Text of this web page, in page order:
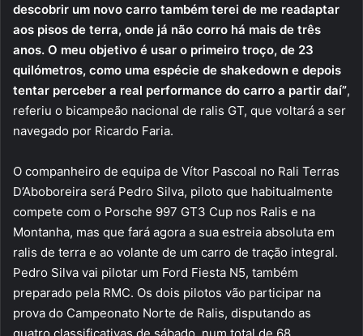
descobrir um novo carro também terei de me readaptar
aos pisos de terra, onde já não corro há mais de três
anos. O meu objetivo é usar o primeiro troço, de 23
quilómetros, como uma espécie de shakedown e depois
tentar perceber a real performance do carro a partir daí”,
referiu o bicampeão nacional de ralis GT, que voltará a ser
navegado por Ricardo Faria.
O companheiro de equipa de Vítor Pascoal no Rali Terras
D’Aboboreira será Pedro Silva, piloto que habitualmente
compete com o Porsche 997 GT3 Cup nos Ralis e na
Montanha, mas que fará agora a sua estreia absoluta em
ralis de terra e ao volante de um carro de tração integral.
Pedro Silva vai pilotar um Ford Fiesta N5, também
preparado pela RMC. Os dois pilotos vão participar na
prova do Campeonato Norte de Ralis, disputando as
quatro classificativas de sábado, num total de 68